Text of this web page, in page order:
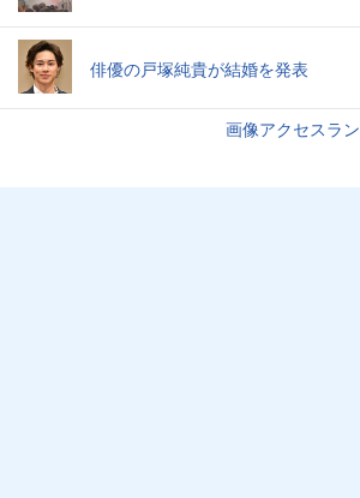
俳優の戸塚純貴が結婚を発表
画像アクセスラ